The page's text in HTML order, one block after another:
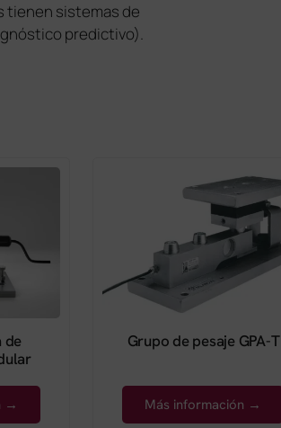
tienen sistemas de
predictivo).
de
→
Grupo de pesaje GPA-T
Más información →